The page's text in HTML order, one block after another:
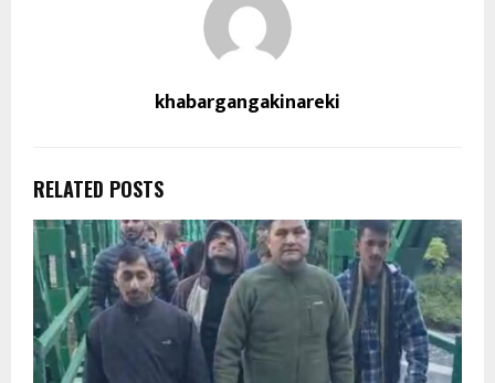
khabargangakinareki
RELATED POSTS